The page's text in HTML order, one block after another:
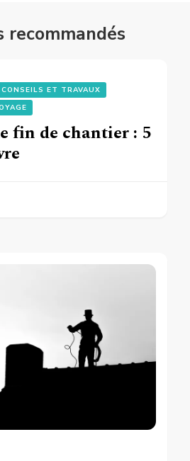
CONSEILS ET TRAVAUX
fin de chantier : 5